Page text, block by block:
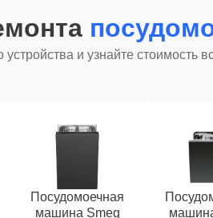
и узнайте стоимость
Посудомоечная
машина Smeg